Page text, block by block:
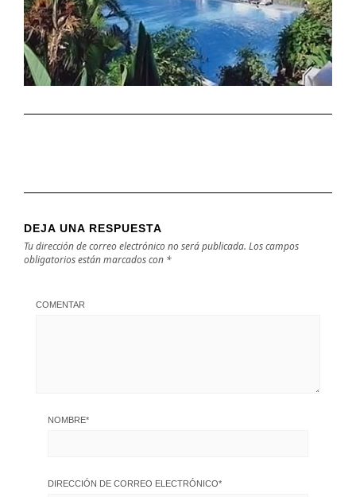
DEJA UNA RESPUESTA
Tu dirección de correo electrónico no será publicada. Los campos
obligatorios están marcados con *
COMENTAR
NOMBRE*
DIRECCIÓN DE CORREO ELECTRÓNICO*